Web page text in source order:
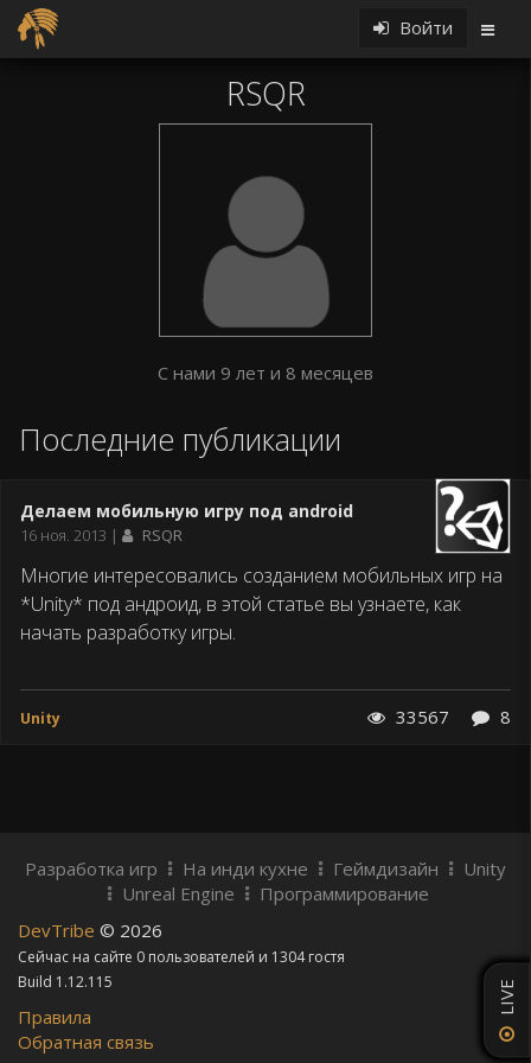
Войти
LIVE
RSQR
С нами 9 лет и 8 месяцев
Последние публикации
Делаем мобильную игру под android
Дата
16 ноя. 2013 RSQR
Многие интересовались созданием мобильных игр на
*Unity* под андроид, в этой статье вы узнаете, как
начать разработку игры.
Unity 33567 8
Разработка игр На инди кухне Геймдизайн
Unity
Unreal Engine
Программирование
DevTribe © 2026
Сейчас на сайте 0 пользователей и 1304 гостя
Build 1.12.115
Правила
Обратная связь